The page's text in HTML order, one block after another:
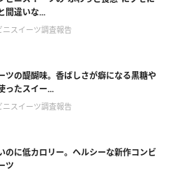
間違いな...
ニスイーツ調査報告
ツの醍醐味。香ばしさが癖になる黒糖や
ったスイー...
ニスイーツ調査報告
のに低カロリー。ヘルシーな新作コンビ
ツ